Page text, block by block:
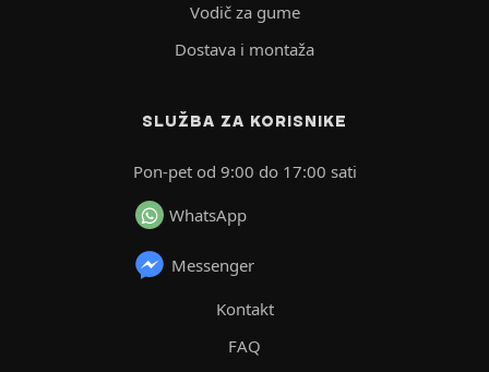
Vodič za gume
Dostava i montaža
SLUŽBA ZA KORISNIKE
Pon-pet od 9:00 do 17:00 sati
WhatsApp
Messenger
Kontakt
FAQ